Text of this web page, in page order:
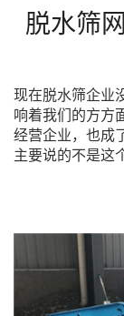
脱水筛
现在脱水筛企业
响着我们的方方
经营企业，也成
主要说的不是这